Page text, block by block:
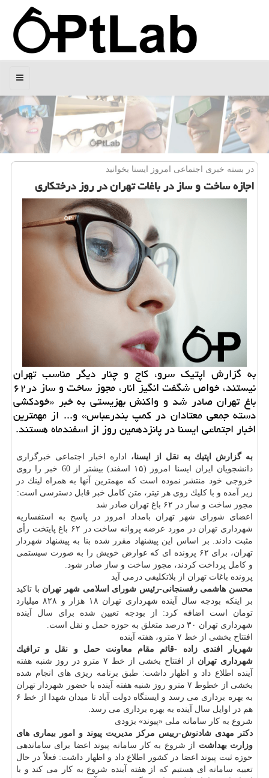
منو
در بسته خبری اجتماعی امروز ایسنا بخوانید
اجازه ساخت و ساز در باغات تهران در روز درختكاری
به گزارش اپتیك سرو، كاج و چنار دیگر مناسب تهران
نیستند، خواص شگفت انگیز انار، مجوز ساخت و ساز در۶۲
باغ تهران صادر شد و واكنش بهزیستی به خبر «خودكشی
دسته جمعی معتادان در كمپ بندرعباس» و... از مهمترین
اخبار اجتماعی ایسنا در پانزدهمین روز از اسفندماه هستند.
به گزارش اپتیك به نقل از ایسنا،
اداره اخبار اجتماعی خبرگزاری
دانشجویان ایران ایسنا امروز (۱۵ اسفند) بیشتر از 60 خبر را روی
خروجی خود منتشر نموده است كه مهمترین آنها به همراه لینك در
زیر آمده و با كلیك روی هر تیتر، متن كامل خبر قابل دسترسی است:
مجوز ساخت و ساز در ۶۲ باغ تهران صادر شد
اعضای شورای شهر تهران بامداد امروز در پاسخ به استفساریه
شهرداری تهران در مورد عرضه پروانه ساخت در ۶۲ باغ پایتخت رأی
مثبت دادند. ‎بر اساس این پیشنهاد مقرر شده بنا به پیشنهاد شهردار
تهران، برای ۶۲ پرونده ای كه عوارض خویش را به صورت سیستمی
و كامل پرداخت كردند، مجوز ساخت و ساز صادر شود.
پرونده باغات تهران از بلاتكلیفی درمی آید
محسن هاشمی رفسنجانی-رئیس شورای اسلامی شهر تهران با تاكید
بر اینكه بودجه سال آینده شهرداری تهران ۱۸ هزار و ۸۲۸ میلیارد
تومان است اضافه كرد: از بودجه تعیین شده برای سال آینده
شهرداری تهران ۳۰ درصد متعلق به حوزه حمل و نقل است.
افتتاح بخشی از خط ۷ مترو، هفته آینده
شهریار افندی زاده -قائم مقام معاونت حمل و نقل و ترافیك
شهرداری تهران
از افتتاح بخشی از خط ۷ مترو در روز شنبه هفته
آینده اطلاع داد و اظهار داشت: طبق برنامه ریزی های انجام شده
بخشی از خطوط ۷ مترو روز شنبه هفته آینده با حضور شهردار تهران
به بهره برداری می رسد و ایستگاه دولت آباد تا میدان شهدا از خط ۶
هم در اوایل سال آینده به بهره برداری می رسد.
شروع به كار سامانه ملی «پیوند» بزودی
دكتر مهدی شادنوش-رییس مركز مدیریت پیوند و امور بیماری های
وزارت بهداشت از شروع به كار سامانه پیوند اعضا برای ساماندهی
حوزه ثبت پیوند اعضا در كشور اطلاع داد و اظهار داشت: فعلاً در حال
تعبیه سامانه ای هستیم كه از هفته آینده شروع به كار می كند و با